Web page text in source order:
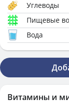
Углеводы
Пищевые
Вода
Витамины и